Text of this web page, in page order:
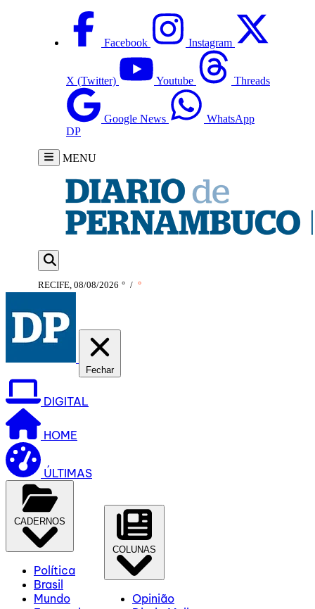
Facebook Instagram
X (Twitter) Youtube Threads
Google News
WhatsApp
DP
MENU
RECIFE, 08/08/2026 ° / °
Fechar
DIGITAL
HOME
ÚLTIMAS
CADERNOS
Política
Brasil
Mundo
COLUNAS
Opinião